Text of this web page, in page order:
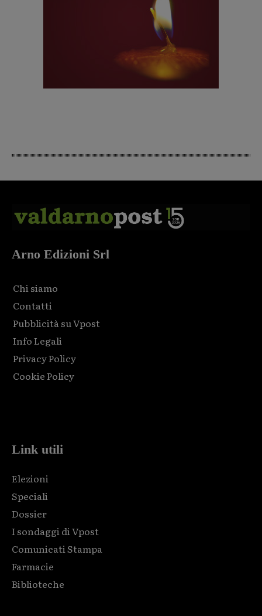
Arno Edizioni Srl
Chi siamo
Contatti
Pubblicità su Vpost
Info Legali
Privacy Policy
Cookie Policy
Link utili
Elezioni
Speciali
Dossier
I sondaggi di Vpost
Comunicati Stampa
Farmacie
Biblioteche